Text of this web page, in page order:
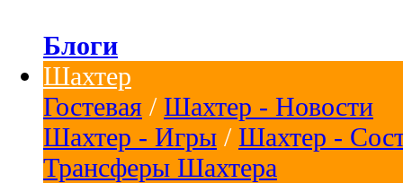
Блоги
Шахтер
Гостевая / Шахтер - Новости
Шахтер - Игры / Шахтер -
Трансферы Шахтера